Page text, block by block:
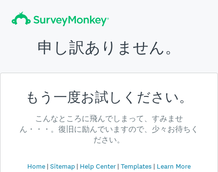
申し訳ありません。
もう一度お試しください。
こんなところに飛んでしまって、すみませ
ん・・・。復旧に励んでいますので、少々お待ちく
ださい。
Home Sitemap Help Center Templates Learn More